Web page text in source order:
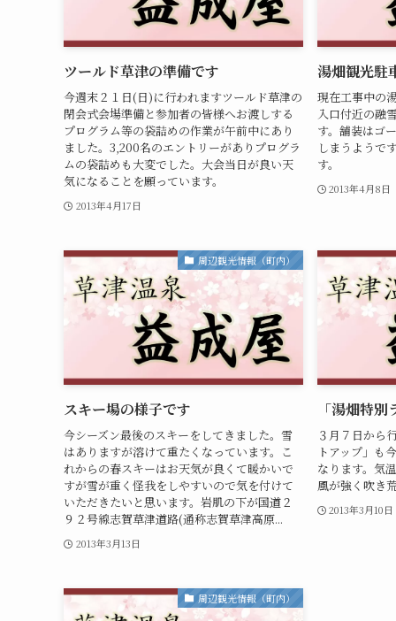
ツールド草津の準備です
今週末２１日(日)に行われますツールド草津の
閉会式会場準備と参加者の皆様へお渡しする
プログラム等の袋詰めの作業が午前中にあり
ました。3,200名のエントリーがありプログラ
ムの袋詰めも大変でした。大会当日が良い天
気になることを願っています。
2013年4月17日
湯畑観光駐
現在工事中の
入口付近の融
す。舗装はゴ
しまうようで
す。
2013年4月8日
周辺観光情報（町内）
スキー場の様子です
今シーズン最後のスキーをしてきました。雪
はありますが溶けて重たくなっています。こ
れからの春スキーはお天気が良くて暖かいで
すが雪が重く怪我をしやすいので気を付けて
いただきたいと思います。岩肌の下が国道２
９２号線志賀草津道路(通称志賀草津高原...
2013年3月13日
「湯畑特
３月７日から
トアップ」も
なります。気
風が強く吹き
2013年3月10日
周辺観光情報（町内）